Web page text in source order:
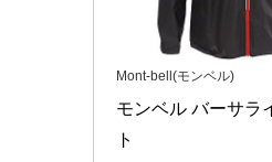
Mont-bell(モンベル)
モンベル バーサラ
ト